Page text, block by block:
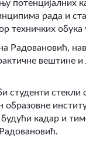
потенцијалних
рада и
техничких
Радовановић,
вештине
студенти
кадар и